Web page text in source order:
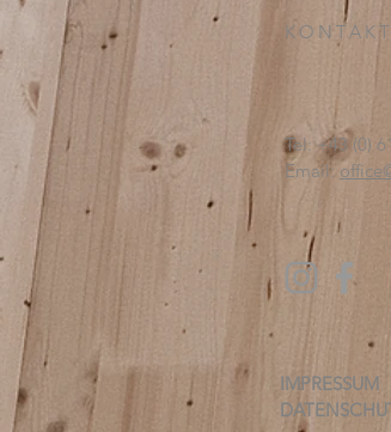
Tel: +43 (0)
Email:
IMPRESSUM